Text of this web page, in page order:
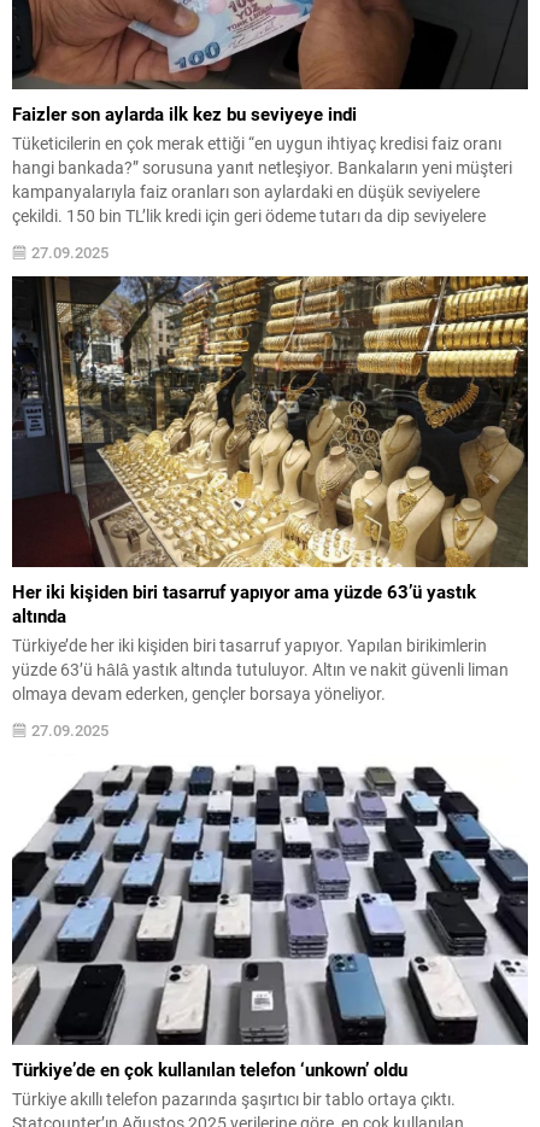
Faizler son aylarda ilk kez bu seviyeye indi
Tüketicilerin en çok merak ettiği “en uygun ihtiyaç kredisi faiz oranı
hangi bankada?” sorusuna yanıt netleşiyor. Bankaların yeni müşteri
kampanyalarıyla faiz oranları son aylardaki en düşük seviyelere
çekildi. 150 bin TL’lik kredi için geri ödeme tutarı da dip seviyelere
geriledi.
27.09.2025
Her iki kişiden biri tasarruf yapıyor ama yüzde 63’ü yastık
altında
Türkiye’de her iki kişiden biri tasarruf yapıyor. Yapılan birikimlerin
yüzde 63’ü hâlâ yastık altında tutuluyor. Altın ve nakit güvenli liman
olmaya devam ederken, gençler borsaya yöneliyor.
27.09.2025
Türkiye’de en çok kullanılan telefon ‘unkown’ oldu
Türkiye akıllı telefon pazarında şaşırtıcı bir tablo ortaya çıktı.
Statcounter’ın Ağustos 2025 verilerine göre, en çok kullanılan